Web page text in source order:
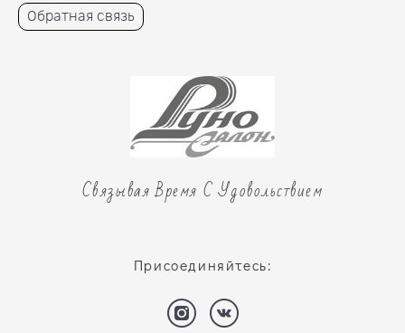
Обратная связь
Связывая Время С Удовольствием
Присоединяйтесь: